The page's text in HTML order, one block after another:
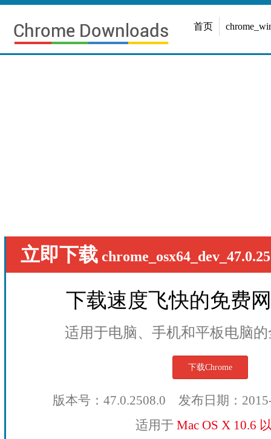
首页
立即下载
下载速度飞快的免费
适用于电脑、手机和平板电脑
下载Chrome
版本号：47.0.2508.0 发布日期：
适用于 Mac OS X 10.6